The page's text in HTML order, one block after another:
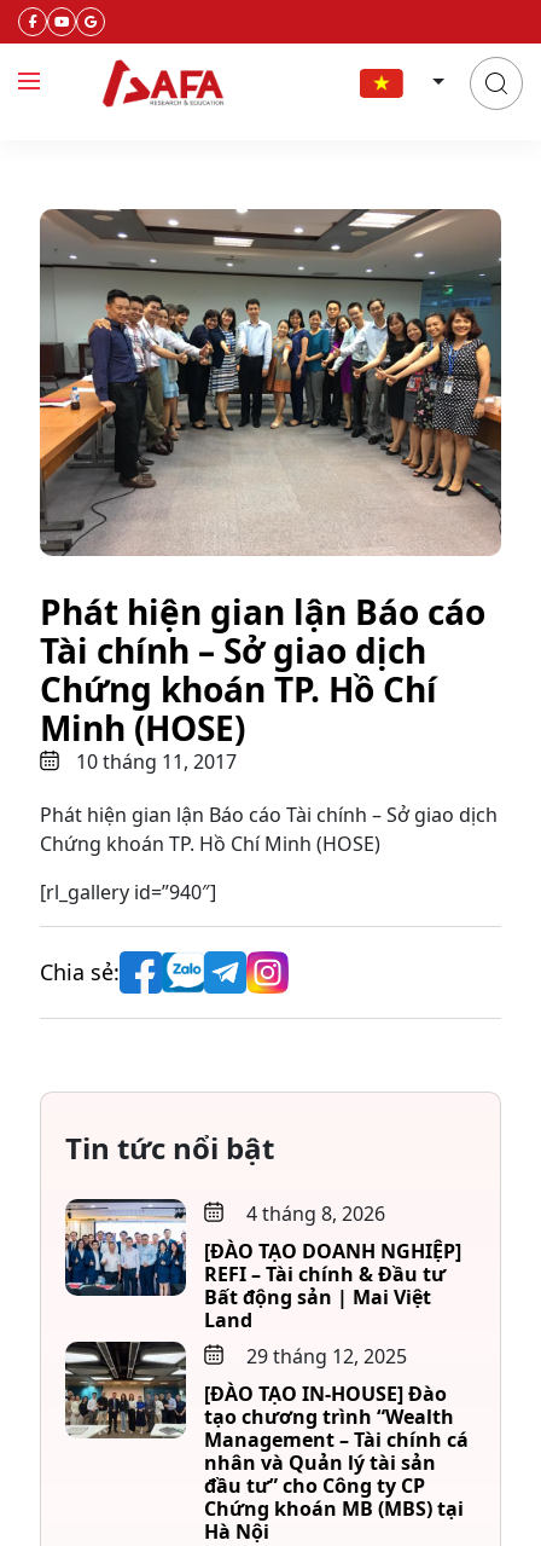
Phát hiện gian lận Báo cáo
Tài chính – Sở giao dịch
Chứng khoán TP. Hồ Chí
Minh (HOSE)
10 tháng 11, 2017
Phát hiện gian lận Báo cáo Tài chính – Sở giao dịch
Chứng khoán TP. Hồ Chí Minh (HOSE)
[rl_gallery id=”940″]
Chia sẻ:
Tin tức nổi bật
4 tháng 8, 2026
[ĐÀO TẠO DOANH NGHIỆP]
REFI – Tài chính & Đầu tư
Bất động sản | Mai Việt
Land
29 tháng 12, 2025
[ĐÀO TẠO IN-HOUSE] Đào
tạo chương trình “Wealth
Management – Tài chính cá
nhân và Quản lý tài sản
đầu tư” cho Công ty CP
Chứng khoán MB (MBS) tại
Hà Nội